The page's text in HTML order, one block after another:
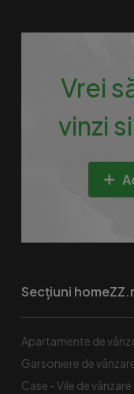
Vrei
vinzi
Secțiuni
Apartamente de
Garsoniere de
Case - Vile de vânzare